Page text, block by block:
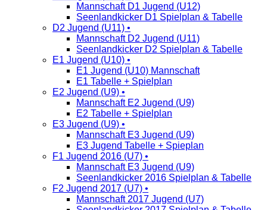
Mannschaft D1 Jugend (U12)
Seenlandkicker D1 Spielplan & Tabelle
D2 Jugend (U11) •
Mannschaft D2 Jugend (U11)
Seenlandkicker D2 Spielplan & Tabelle
E1 Jugend (U10) •
E1 Jugend (U10) Mannschaft
E1 Tabelle + Spielplan
E2 Jugend (U9) •
Mannschaft E2 Jugend (U9)
E2 Tabelle + Spielplan
E3 Jugend (U9) •
Mannschaft E3 Jugend (U9)
E3 Jugend Tabelle + Spieplan
F1 Jugend 2016 (U7) •
Mannschaft E3 Jugend (U9)
Seenlandkicker 2016 Spielplan & Tabelle
F2 Jugend 2017 (U7) •
Mannschaft 2017 Jugend (U7)